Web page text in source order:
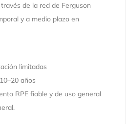
de la red de Ferguson
y a medio plazo en
limitadas
años
RPE fiable y de uso general